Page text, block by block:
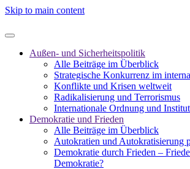
Skip to main content
Außen- und Sicherheitspolitik
Alle Beiträge im Überblick
Strategische Konkurrenz im
Konflikte und Krisen weltweit
Radikalisierung und Terrorismus
Internationale Ordnung und
Demokratie und Frieden
Alle Beiträge im Überblick
Autokratien und Autokratisierung
Demokratie durch Frieden –
Demokratie?